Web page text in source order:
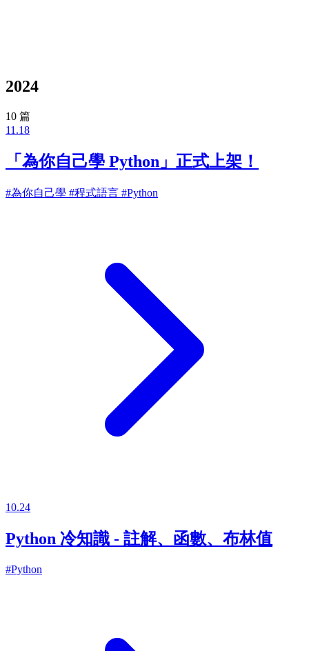
2024
10 篇
11.18
「為你自己學 Python」正式上架！
#為你自己學 #程式語言 #Python
10.24
Python 冷知識 - 註解、函數、布林值
#Python